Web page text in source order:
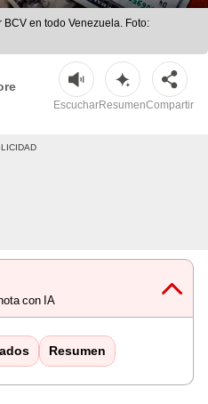
en todo Venezuela. Foto:
EscucharResumenCompartir
con IA
Resumen